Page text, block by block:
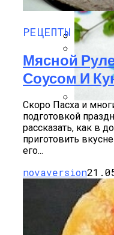
Какие
Любви
Почему
Волосы
Без
РЕЦЕПТЫ
Мясной
Соусом И
Скоро Пасха и
подготовкой
рассказать, как в
приготовить
его...
novaversion